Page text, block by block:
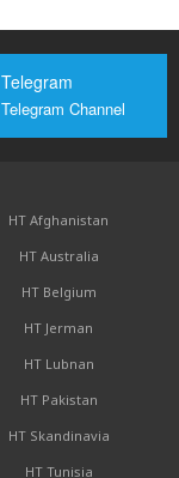
Telegram
Telegram Channel
HT Afghanistan
HT Australia
HT Belgium
HT Jerman
HT Lubnan
HT Pakistan
HT Skandinavia
HT Tunisia